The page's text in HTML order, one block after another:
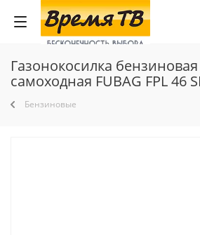
Газонокосилка бензиновая
самоходная FUBAG FPL 46
Бензиновые